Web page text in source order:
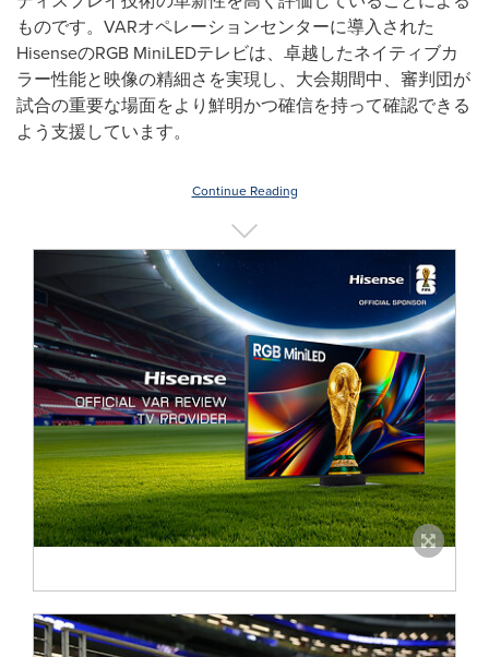
ものです。VARオペレーションセンターに導入された
HisenseのRGB MiniLEDテレビは、卓越したネイティブカ
ラー性能と映像の精細さを実現し、大会期間中、審判団が
試合の重要な場面をより鮮明かつ確信を持って確認できる
よう支援しています。
Continue Reading